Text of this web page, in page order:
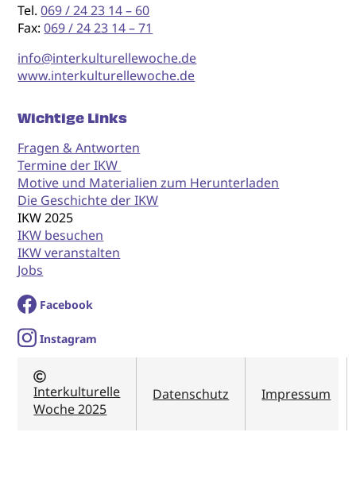
Tel.069 / 24 23 14 – 60
Fax:069 / 24 23 14 – 71
info@interkulturellewoche.de
www.interkulturellewoche.de
Wichtige Links
Fragen & Antworten
Termine der IKW
Motive und Materialien zum Herunterladen
Die Geschichte der IKW
IKW 2025
IKW besuchen
IKW veranstalten
Jobs
Facebook
Instagram
Interkulturelle
Woche 2025
Datenschutz Impressum